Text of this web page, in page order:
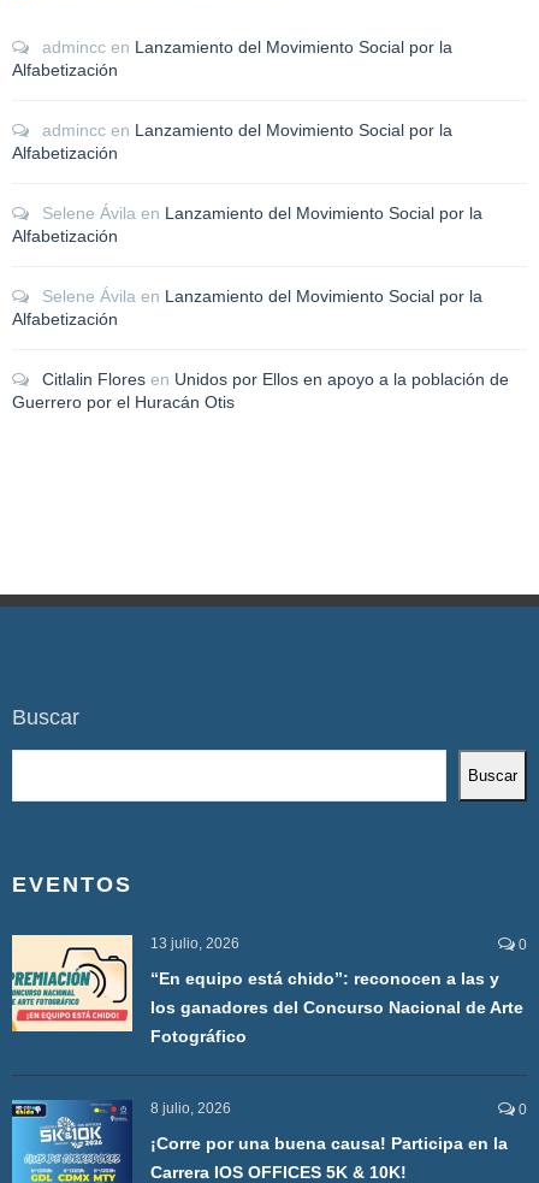
admincc en Lanzamiento del Movimiento Social por la
Alfabetización
admincc en Lanzamiento del Movimiento Social por la
Alfabetización
Selene Ávila en Lanzamiento del Movimiento Social por la
Alfabetización
Selene Ávila en Lanzamiento del Movimiento Social por la
Alfabetización
Citlalin Flores en Unidos por Ellos en apoyo a la población de
Guerrero por el Huracán Otis
Buscar
Buscar
EVENTOS
13 julio, 2026 0
“En equipo está chido”: reconocen a las y
los ganadores del Concurso Nacional de Arte
Fotográfico
8 julio, 2026 0
¡Corre por una buena causa! Participa en la
Carrera IOS OFFICES 5K & 10K!